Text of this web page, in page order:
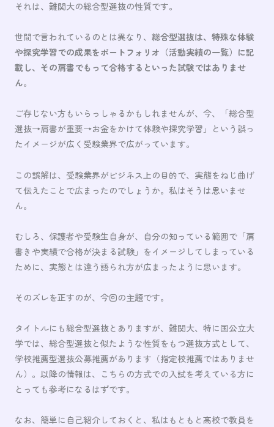
それは、難関大の総合型選抜の性質です。
世間で言われているのとは異なり、総合型選抜は、特殊な体験
や探究学習での成果をポートフォリオ（活動実績の一覧）に記
載し、その肩書でもって合格するといった試験ではありませ
ん。
ご存じない方もいらっしゃるかもしれませんが、今、「総合型
選抜→肩書が重要→お金をかけて体験や探究学習」という誤っ
たイメージが広く受験業界で広がっています。
この誤解は、受験業界がビジネス上の目的で、実態をねじ曲げ
て伝えたことで広まったのでしょうか。私はそうは思いませ
ん。
むしろ、保護者や受験生自身が、自分の知っている範囲で「肩
書きや実績で合格が決まる試験」をイメージしてしまっている
ために、実態とは違う語られ方が広まったように思います。
そのズレを正すのが、今回の主題です。
タイトルにも総合型選抜とありますが、難関大、特に国公立大
学では、総合型選抜と似たような性質をもつ選抜方式として、
学校推薦型選抜公募推薦があります（指定校推薦ではありませ
ん）。以降の情報は、こちらの方式での入試を考えている方に
とっても参考になるはずです。
なお、簡単に自己紹介しておくと、私はもともと高校で教員を